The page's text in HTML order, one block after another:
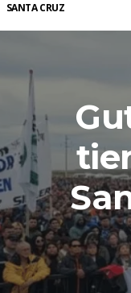
SANTA CRUZ